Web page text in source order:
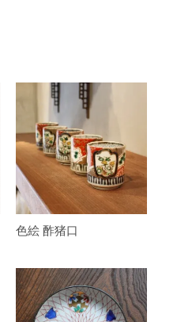
色絵 酢猪口